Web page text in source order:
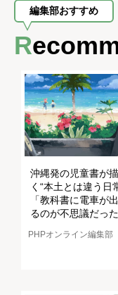
編集部おすすめ
沖縄発の児童書が描
く“本土とは違う日
「教科書に電車が
るのが不思議だった
PHPオンライン編集部